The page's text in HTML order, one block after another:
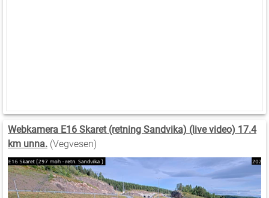
Webkamera E16 Skaret (retning Sandvika) (live video) 17.4
km unna. (Vegvesen)